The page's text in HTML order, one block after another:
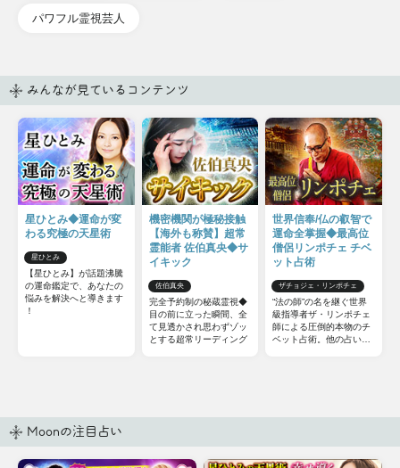
パワフル霊視芸人
みんなが見ているコンテンツ
星ひとみ◆運命が変
わる究極の天星術
星ひとみ
【星ひとみ】が話題沸騰
の運命鑑定で、あなたの
悩みを解決へと導きます
！
機密機関が極秘接触
【海外も称賛】超常
霊能者 佐伯真央◆サ
イキック
佐伯真央
完全予約制の秘蔵霊視◆
目の前に立った瞬間、全
て見透かされ思わずゾッ
とする超常リーディング
世界信奉/仏の叡智で
運命全掌握◆最高位
僧侶リンポチェ チベ
ット占術
ザチョジェ・リンポチェ
“法の師”の名を継ぐ世界
級指導者ザ・リンポチェ
師による圧倒的本物のチ
ベット占術。他の占いと
Moonの注目占い